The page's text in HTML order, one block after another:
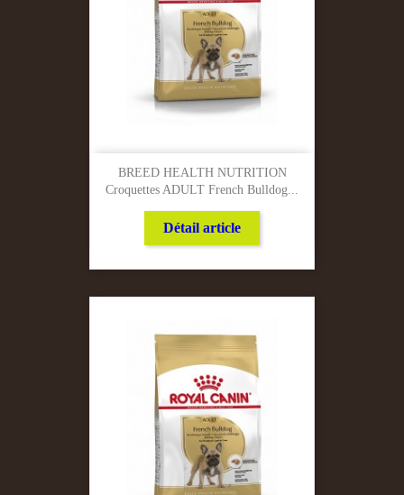
BREED HEALTH NUTRITION
Croquettes ADULT French Bulldog...
Détail article